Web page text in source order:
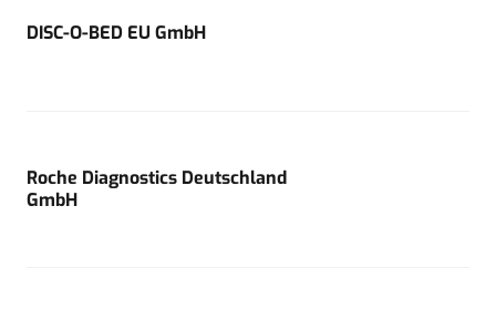
DISC-O-BED EU GmbH
Roche Diagnostics Deutschland
GmbH